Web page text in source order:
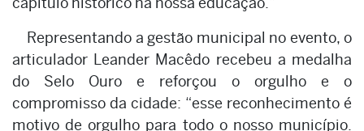
Representando a gestão municipal no evento, o
articulador Leander Macêdo recebeu a medalha
do Selo Ouro e reforçou o orgulho e o
compromisso da cidade: “esse reconhecimento é
motivo de orgulho para todo o nosso município.